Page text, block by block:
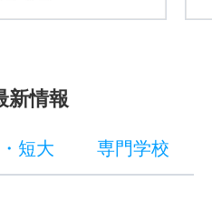
新情報
短大 専門学校